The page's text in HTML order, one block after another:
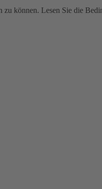
können. Lesen Sie die